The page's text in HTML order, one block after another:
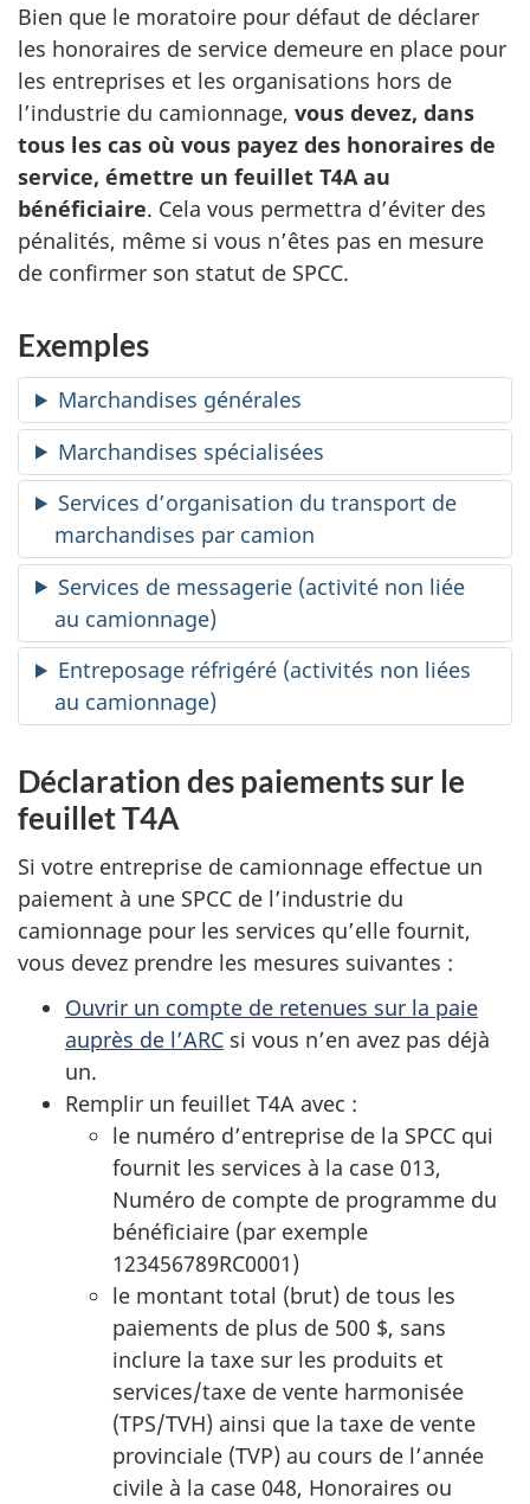
Bien que le moratoire pour défaut de déclarer
les honoraires de service demeure en place pour
les entreprises et les organisations hors de
l’industrie du camionnage, vous devez, dans
tous les cas où vous payez des honoraires de
service, émettre un feuillet T4A au
bénéficiaire. Cela vous permettra d’éviter des
pénalités, même si vous n’êtes pas en mesure
de confirmer son statut de SPCC.
Exemples
Marchandises générales
Marchandises spécialisées
Services d’organisation du transport de
marchandises par camion
Services de messagerie (activité non liée
au camionnage)
Entreposage réfrigéré (activités non liées
au camionnage)
Déclaration des paiements sur le
feuillet T4A
Si votre entreprise de camionnage effectue un
paiement à une SPCC de l’industrie du
camionnage pour les services qu’elle fournit,
vous devez prendre les mesures suivantes :
Ouvrir un compte de retenues sur la paie
auprès de l’ARC si vous n’en avez pas déjà
un.
Remplir un feuillet T4A avec :
le numéro d’entreprise de la SPCC qui
fournit les services à la case 013,
Numéro de compte de programme du
bénéficiaire (par exemple
123456789RC0001)
le montant total (brut) de tous les
paiements de plus de 500 $, sans
inclure la taxe sur les produits et
services/taxe de vente harmonisée
(TPS/TVH) ainsi que la taxe de vente
provinciale (TVP) au cours de l’année
civile à la case 048, Honoraires ou